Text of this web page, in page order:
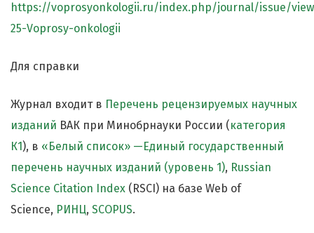
https://voprosyonkologii.ru/index.php/journal/issue/
25-Voprosy-onkologii
Для справки
Журнал входит в Перечень рецензируемых научных
изданий ВАК при Минобрнауки России (категория
К1), в «Белый список» —Единый государственный
перечень научных изданий (уровень 1), Russian
Science Citation Index (RSCI) на базе Web of
Science, РИНЦ, SCOPUS.